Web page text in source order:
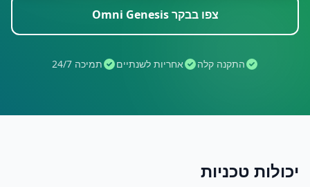
צפו בבקר Omni Genesis
התקנה קלה אחריות לשנתיים תמיכה 24/7
יכולות טכניות